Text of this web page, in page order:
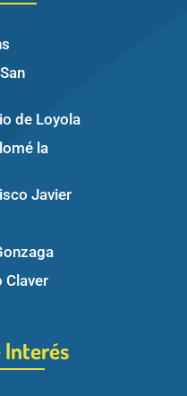
de Loyola
la
Javier
Claver
Interés